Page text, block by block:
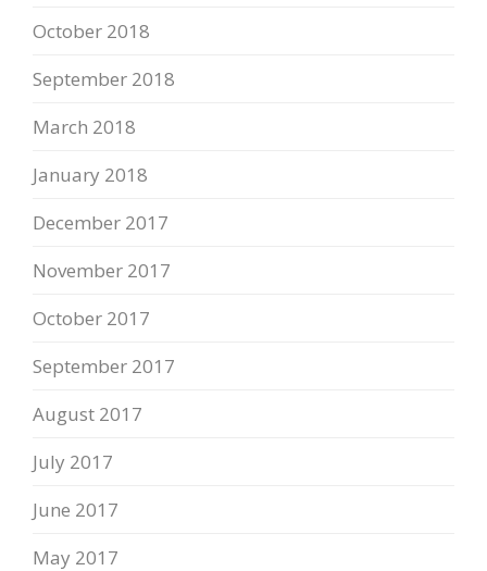
October 2018
September 2018
March 2018
January 2018
December 2017
November 2017
October 2017
September 2017
August 2017
July 2017
June 2017
May 2017